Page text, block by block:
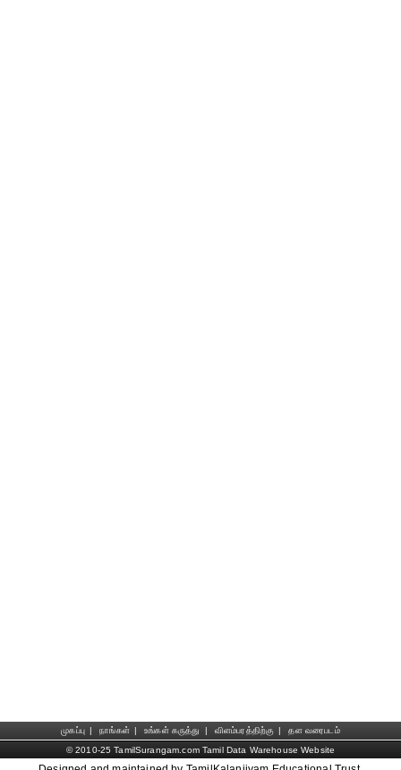
முகப்பு | நாங்கள் | உங்கள் கருத்து | விளம்பரத்திற்கு |
தள வரைபடம்
© 2010-25 TamilSurangam.com Tamil Data Warehouse Website